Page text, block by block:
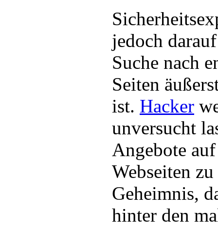
jedoch
Suche nach
Seiten
ist. Hacker
unversucht
Angebote
Webseiten
Geheimnis,
hinter den